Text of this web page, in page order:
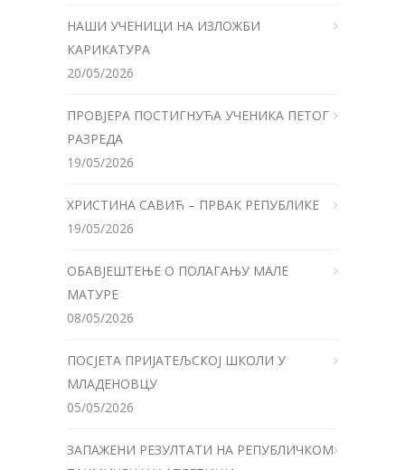
НАШИ УЧЕНИЦИ НА ИЗЛОЖБИ
КАРИКАТУРА
20/05/2026
ПРОВЈЕРА ПОСТИГНУЋА УЧЕНИКА ПЕТОГ
РАЗРЕДА
19/05/2026
ХРИСТИНА САВИЋ – ПРВАК РЕПУБЛИКЕ
19/05/2026
ОБАВЈЕШТЕЊЕ О ПОЛАГАЊУ МАЛЕ
МАТУРЕ
08/05/2026
ПОСЈЕТА ПРИЈАТЕЉСКОЈ ШКОЛИ У
МЛАДЕНОВЦУ
05/05/2026
ЗАПАЖЕНИ РЕЗУЛТАТИ НА РЕПУБЛИЧКОМ